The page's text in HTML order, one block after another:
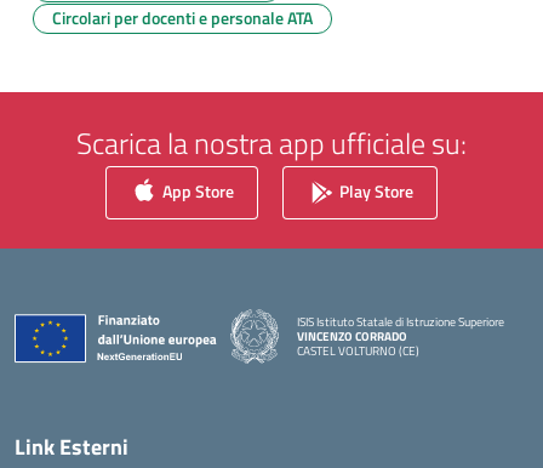
Circolari per docenti e personale ATA
Scarica la nostra app ufficiale su:
App Store Play Store
ISIS Istituto Statale di Istruzione Superiore
VINCENZO CORRADO
CASTEL VOLTURNO (CE)
Link Esterni